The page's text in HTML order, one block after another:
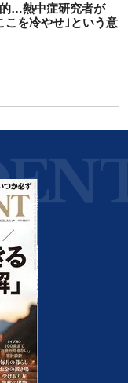
…熱中症研究者が
こを冷やせ｣という意